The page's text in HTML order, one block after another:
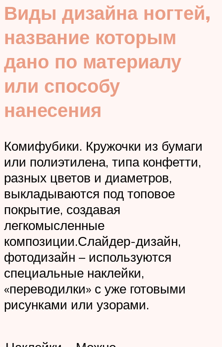
Виды дизайна ногтей,
название которым
дано по материалу
или способу
нанесения
Комифубики. Кружочки из бумаги
или полиэтилена, типа конфетти,
разных цветов и диаметров,
выкладываются под топовое
покрытие, создавая
легкомысленные
композиции.Слайдер-дизайн,
фотодизайн – используются
специальные наклейки,
«переводилки» с уже готовыми
рисунками или узорами.